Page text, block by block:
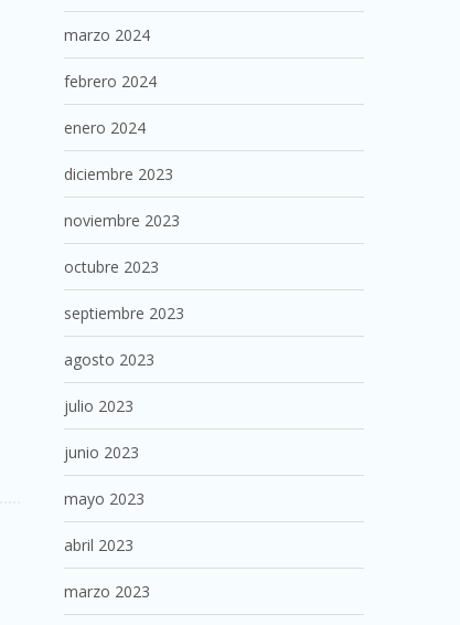
marzo 2024
febrero 2024
enero 2024
diciembre 2023
noviembre 2023
octubre 2023
septiembre 2023
agosto 2023
julio 2023
junio 2023
mayo 2023
abril 2023
marzo 2023